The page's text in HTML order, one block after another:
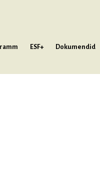
ESF+ Dokumendid